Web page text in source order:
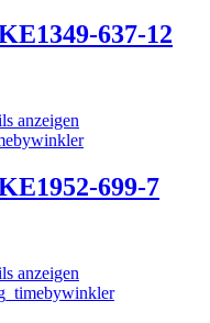
637-12
anzeigen
699-7
anzeigen